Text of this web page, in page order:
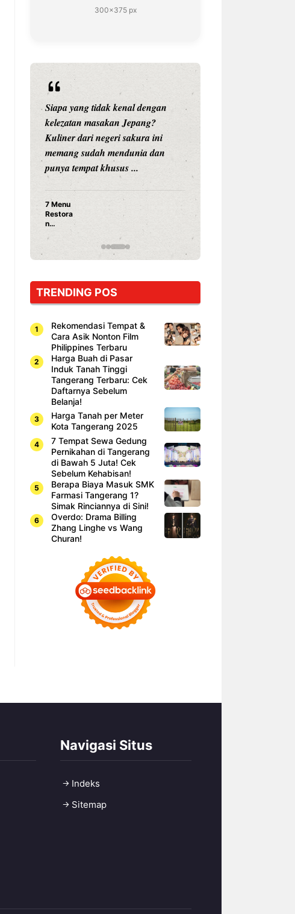
300×375 px
Siapa yang tidak kenal dengan
kelezatan masakan Jepang?
Kuliner dari negeri sakura ini
memang sudah mendunia dan
punya tempat khusus ...
7 Menu
Restora
n
yang
Dicoba,
Cuma
Sushi!
TRENDING POS
Rekomendasi Tempat &
Cara Asik Nonton Film
Philippines Terbaru
Harga Buah di Pasar
Induk Tanah Tinggi
Tangerang Terbaru: Cek
Daftarnya Sebelum
Belanja!
Harga Tanah per Meter
Kota Tangerang 2025
7 Tempat Sewa Gedung
Pernikahan di Tangerang
di Bawah 5 Juta! Cek
Sebelum Kehabisan!
Berapa Biaya Masuk SMK
Farmasi Tangerang 1?
Simak Rinciannya di Sini!
Overdo: Drama Billing
Zhang Linghe vs Wang
Churan!
Navigasi Situs
Indeks
Sitemap